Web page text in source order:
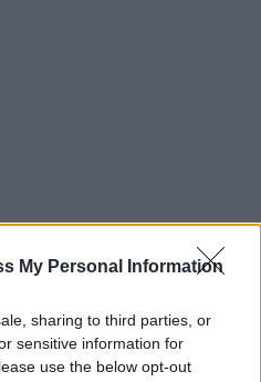
My Personal Information
sharing to third parties, or
sensitive information for
use the below opt-out